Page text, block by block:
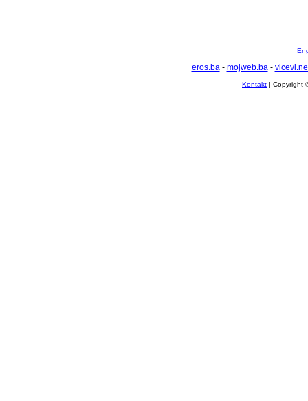
eros.ba- mojweb.ba-
Kontakt | Copyright